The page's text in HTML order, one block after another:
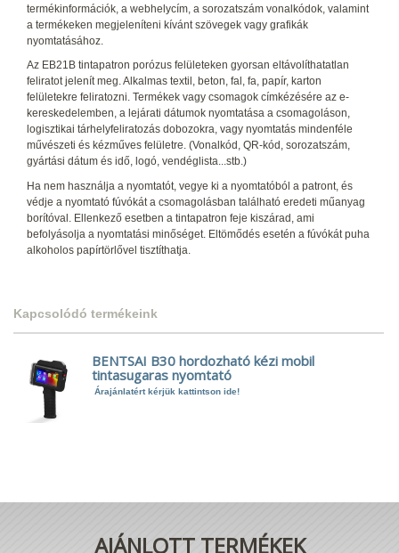
termékinformációk, a webhelycím, a sorozatszám vonalkódok, valamint
a termékeken megjeleníteni kívánt szövegek vagy grafikák
nyomtatásához.
Az EB21B tintapatron porózus felületeken gyorsan eltávolíthatatlan
feliratot jelenít meg. Alkalmas textil, beton, fal, fa, papír, karton
felületekre feliratozni. Termékek vagy csomagok címkézésére az e-
kereskedelemben, a lejárati dátumok nyomtatása a csomagoláson,
logisztikai tárhelyfeliratozás dobozokra, vagy nyomtatás mindenféle
művészeti és kézműves felületre. (Vonalkód, QR-kód, sorozatszám,
gyártási dátum és idő, logó, vendéglista...stb.)
Ha nem használja a nyomtatót, vegye ki a nyomtatóból a patront, és
védje a nyomtató fúvókát a csomagolásban található eredeti műanyag
borítóval. Ellenkező esetben a tintapatron feje kiszárad, ami
befolyásolja a nyomtatási minőséget. Eltömődés esetén a fúvókát puha
alkoholos papírtörlővel tisztíthatja.
Kapcsolódó termékeink
BENTSAI B30 hordozható kézi mobil
tintasugaras nyomtató
Árajánlatért kérjük kattintson ide!
AJÁNLOTT TERMÉKEK